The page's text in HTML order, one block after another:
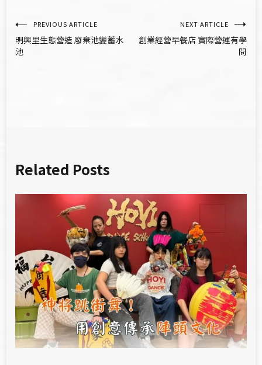
文
章
PREVIOUS ARTICLE
明興里生態營造 廢棄池變蓄水
池
NEXT ARTICLE
創業經營早餐店 實際營運有學
問
Related Posts